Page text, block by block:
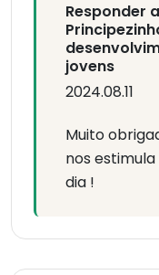
Responder
jovens
2024.08.11
Muito
nos
dia !